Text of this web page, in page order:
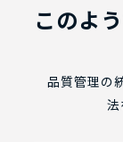
このよ
品質管理の
法